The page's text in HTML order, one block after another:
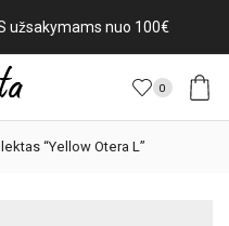
nuo 100€
0
“Yellow Otera L”